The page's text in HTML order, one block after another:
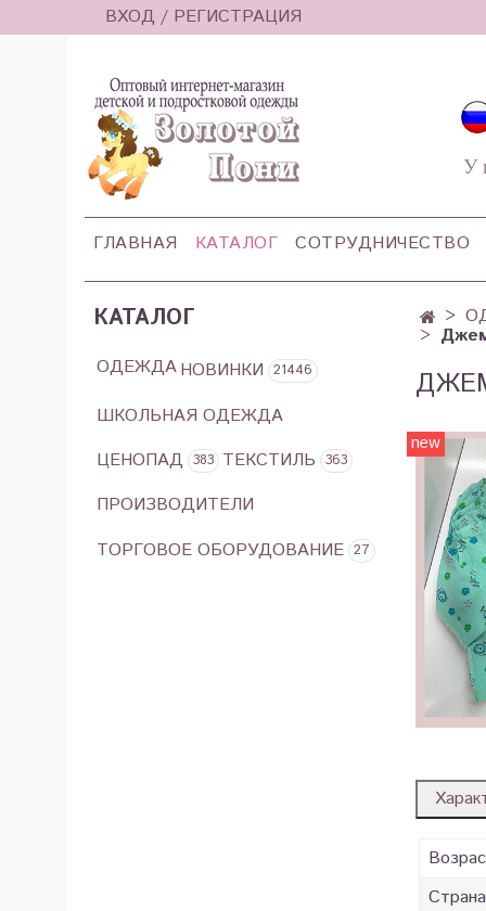
ВХОД / РЕГИСТРАЦИЯ
У
ГЛАВНАЯ КАТАЛОГ СОТРУДНИЧЕСТВО
new
Страна
КАТАЛОГ
ОДЕЖДАНОВИНКИ 21446
ШКОЛЬНАЯ ОДЕЖДА
ЦЕНОПАД 383 ТЕКСТИЛЬ 363
ПРОИЗВОДИТЕЛИ
ТОРГОВОЕ ОБОРУДОВАНИЕ 27